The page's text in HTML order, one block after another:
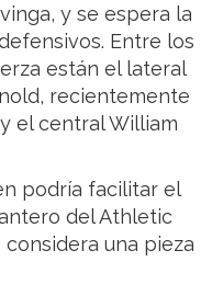
y se espera la
Entre los
están el lateral
recientemente
el central William
podría facilitar el
del Athletic
una pieza